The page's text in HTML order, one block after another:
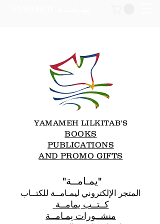
YAMAMEH LILKITAB'S
BOOKS
PUBLICATIONS
AND PROMO GIFTS
"يمـامــة"
المتجر الإلكتروني ليمـامــة للكتــاب
كــتــب يمامــة
منشــورات يمـامــة